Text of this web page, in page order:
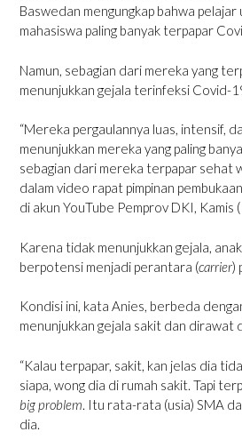
Baswedan mengungkap bahwa pelajar
mahasiswa paling banyak terpapar
Namun, sebagian dari mereka yang
menunjukkan gejala terinfeksi Covid-
“Mereka pergaulannya luas, intensif,
menunjukkan mereka yang paling
sebagian dari mereka terpapar sehat
dalam video rapat pimpinan
di akun YouTube Pemprov DKI,
Karena tidak menunjukkan gejala,
berpotensi menjadi perantara (carrier)
Kondisi ini, kata Anies, berbeda
menunjukkan gejala sakit dan dirawat
“Kalau terpapar, sakit, kan jelas dia
siapa, wong dia di rumah sakit. Tapi
big problem . Itu rata-rata (usia) SMA
dia.